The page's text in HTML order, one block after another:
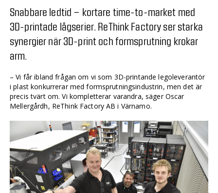
Snabbare ledtid – kortare time-to-market med
3D-printade lågserier. ReThink Factory ser starka
synergier när 3D-print och formsprutning krokar
arm.
– Vi får ibland frågan om vi som 3D-printande legoleverantör
i plast konkurrerar med formsprutningsindustrin, men det är
precis tvärt om. Vi kompletterar varandra, säger Oscar
Mellergårdh, ReThink Factory AB i Värnamo.